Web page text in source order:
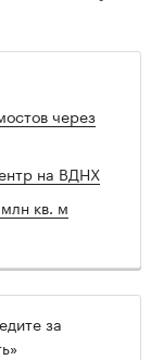
через
на ВДНХ
кв. м
за